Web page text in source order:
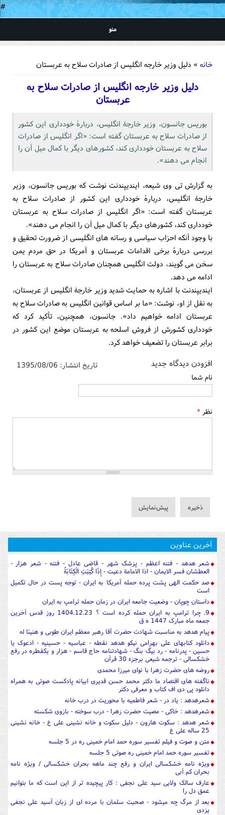
#
منو
خانه » دلیل وزیر خارجه انگلیس از صادرات سلاح به عربستان
دلیل وزیر خارجه انگلیس از صادرات سلاح به
عربستان
بوریس جانسون، وزیر خارجۀ انگلیس، دربارۀ خودداری این کشور
از صادرات سلاح به عربستان گفته است: «اگر انگلیس از صادرات
سلاح به عربستان خودداری کند، کشورهای دیگر با کمال میل آن را
انجام می دهند».
به گزارش تی وی شیعه، ایندیپندنت نوشت که بوریس جانسون، وزیر
خارجۀ انگلیس، دربارۀ خودداری این کشور از صادرات سلاح به
عربستان گفته است: «اگر انگلیس از صادرات سلاح به عربستان
خودداری کند، کشورهای دیگر با کمال میل آن را انجام می دهند».
با وجود آنکه احزاب سیاسی و رسانه های انگلیسی از ضرورت تحقیق و
بررسی دربارۀ برخی اقدامات عربستان و آمریکا در حق مردم یمن
سخن می گویند، دولت انگلیس همچنان صادرات سلاح به عربستان را
ادامه می دهد.
ایندیپندنت با اشاره به حمایت شدید وزیر خارجۀ انگلیس از عربستان،
به نقل از او، نوشت: «ما بر اساس قوانین انگلیس به صادرات سلاح به
عربستان ادامه خواهیم داد». جانسون، همچنین، تأکید کرد که
خودداری کشورش از فروش اسلحه به عربستان موضع این کشور در
برابر عربستان را تضعیف خواهد کرد.
تاریخ انتشار: 1395/08/06 افزودن دیدگاه جدید
نام شما
نظر *
آخرین عناوین
شعر هدهد - فتنه اعظم - پزشک شهر - قاضی عادل - فتنه - شعر هزار -
العطشان فسر الایمان - اذا الامامة دعیت - إِذَا كُتِبَتِ الْكِتَابَةُ
صد حکمت الهی پشت پرده حمله آمریکا به ایران - توجه پست در حال تکمیل
است
داستان چوپان - وضعیت جامعه ایران در زمان حمله ترامپ به ایران
9. چرا ترامپ به ایران حمله کرده است ؟ 1404.12.23 روز قدس آخرین
جمعه ماه مبارک 1447 ه ق
پیام هدهد به مناسبت شهادت حضرت آقا رهبر معظم ایران طوبی و هنیئا له
دانلود کتابهای علی بهرامی نیکو هدهد نقطه - عباسیه - حسینیه - ادعوک یا
حسین - پدرنامه - رد بیگ بنگ - شهادتنامه حاج قاسم - هزار و یکقطره در رفع
خشکسالی - ترجمه شیعی برجزء 30 قرآن
روضه های حضرت زهرا با نوای میرزا محمدی
ناگفته های اقتصاد ما دکتر محمد حسن قدیری ابیانه پادکست صوتی به همراه
دانلود پی دی اف کتاب و معرفی دکتر
شعرهدهد : یاد در - شعر فاطمیه با محوریت در درب خانه
شعرهدهد : خاکی - مصیت حضرت زهرا - درب سوخته - بازوی شکسته
شعر هدهد : سکوت هارون - دلیل سکوت و خانه نشینی علی ع - خانه نشینی
25 ساله علی ع
متن و صوت و فیلم تفسیر سوره حمد امام خمینی ره در 5 جلسه
تفسیر سوره حمد امام خمینی ره صوتی 5 جلسه
ویژه نامه خشکسالی ایران و رفع چند ماهه بحران خشکسالی / ویژه نامه
بحران کم آبی
عارف سالک ولایی سید علی نجفی : کار پیچیده تر از این است که ما بتوانیم
عمق دل را
بعد از مرگ چه میشود - صحبت سلمان با مرده ای از زبان آسید علی نجفی
یزدی